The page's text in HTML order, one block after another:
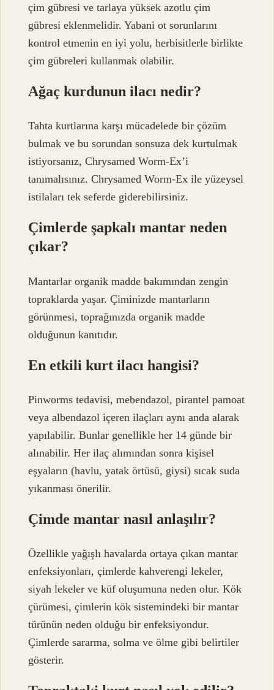
çim gübresi ve tarlaya yüksek azotlu çim
gübresi eklenmelidir. Yabani ot sorunlarını
kontrol etmenin en iyi yolu, herbisitlerle birlikte
çim gübreleri kullanmak olabilir.
Ağaç kurdunun ilacı nedir?
Tahta kurtlarına karşı mücadelede bir çözüm
bulmak ve bu sorundan sonsuza dek kurtulmak
istiyorsanız, Chrysamed Worm-Ex’i
tanımalısınız. Chrysamed Worm-Ex ile yüzeysel
istilaları tek seferde giderebilirsiniz.
Çimlerde şapkalı mantar neden
çıkar?
Mantarlar organik madde bakımından zengin
topraklarda yaşar. Çiminizde mantarların
görünmesi, toprağınızda organik madde
olduğunun kanıtıdır.
En etkili kurt ilacı hangisi?
Pinworms tedavisi, mebendazol, pirantel pamoat
veya albendazol içeren ilaçları aynı anda alarak
yapılabilir. Bunlar genellikle her 14 günde bir
alınabilir. Her ilaç alımından sonra kişisel
eşyaların (havlu, yatak örtüsü, giysi) sıcak suda
yıkanması önerilir.
Çimde mantar nasıl anlaşılır?
Özellikle yağışlı havalarda ortaya çıkan mantar
enfeksiyonları, çimlerde kahverengi lekeler,
siyah lekeler ve küf oluşumuna neden olur. Kök
çürümesi, çimlerin kök sistemindeki bir mantar
türünün neden olduğu bir enfeksiyondur.
Çimlerde sararma, solma ve ölme gibi belirtiler
gösterir.